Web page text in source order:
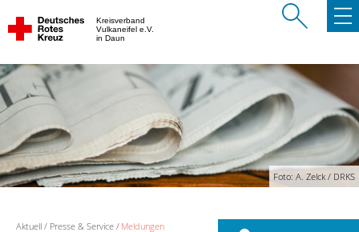
Kreisverband
Vulkaneifel e.V.
in Daun
Foto: A. Zelck / DRKS
Aktuell Presse & Service Meldungen